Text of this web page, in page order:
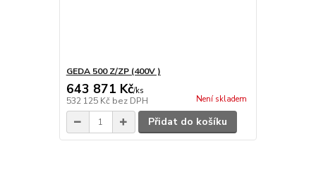
GEDA 500 Z/ZP (400V )
643 871 Kč/ks
532 125 Kč bez DPH Není skladem
Přidat do košíku